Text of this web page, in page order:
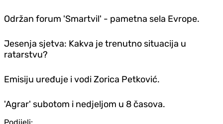
Održan forum 'Smartvil' - pametna sela Evrope.
Jesenja sjetva: Kakva je trenutno situacija u
ratarstvu?
Emisiju uređuje i vodi Zorica Petković.
'Agrar' subotom i nedjeljom u 8 časova.